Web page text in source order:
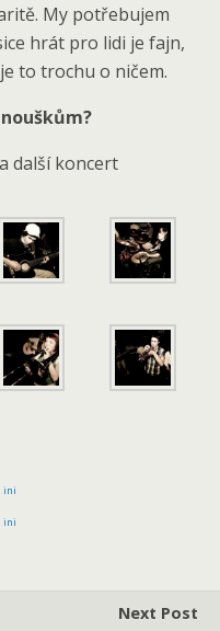
My potřebujem
hrát pro lidi je fajn,
to trochu o ničem.
další koncert
ini
ini
Next Post